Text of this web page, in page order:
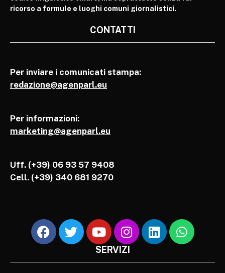
ricorso a formule e luoghi comuni giornalistici.
CONTATTI
Per inviare i comunicati stampa:
redazione@agenparl.eu
Per informazioni:
marketing@agenparl.eu
Uff. (+39) 06 93 57 9408
Cell. (+39) 340 681 9270
SERVIZI